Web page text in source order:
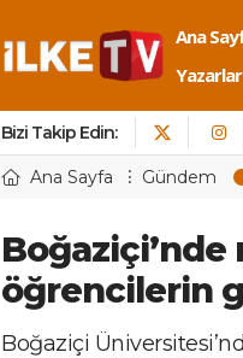
Ana
Yazarlar
Bizi Takip Edin:
Ana Sayfa Gündem
öğrencilerin
Boğaziçi